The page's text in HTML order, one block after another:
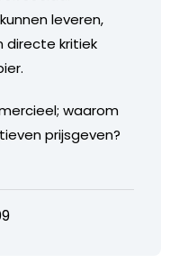
leveren,
directe kritiek
waarom
prijsgeven?